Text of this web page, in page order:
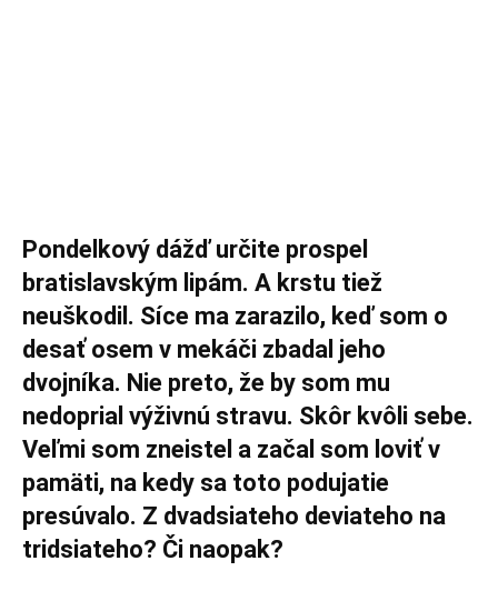
Pondelkový dážď určite prospel
bratislavským lipám. A krstu tiež
neuškodil. Síce ma zarazilo, keď som o
desať osem v mekáči zbadal jeho
dvojníka. Nie preto, že by som mu
nedoprial výživnú stravu. Skôr kvôli sebe.
Veľmi som zneistel a začal som loviť v
pamäti, na kedy sa toto podujatie
presúvalo. Z dvadsiateho deviateho na
tridsiateho? Či naopak?